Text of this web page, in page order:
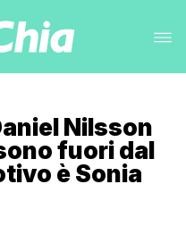
Nilsson
fuori dal
è Sonia